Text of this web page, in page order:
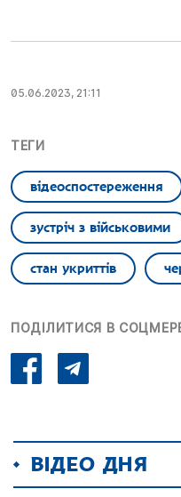
05.06.2023, 21:11
ТЕГИ
відеоспостереження
зустріч з військовими
стан укриттів
ПОДІЛИТИСЯ В
ВІДЕО ДНЯ